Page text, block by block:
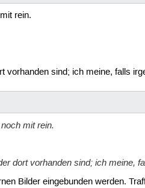
rein.
vorhanden sind; ich meine, falls
mit rein.
dort vorhanden sind; ich meine,
Bilder eingebunden werden.